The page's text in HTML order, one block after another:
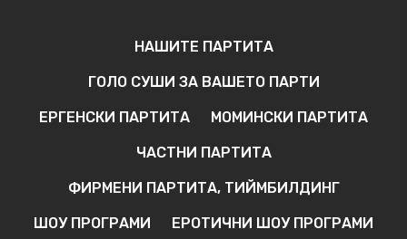
НАШИТЕ ПАРТИТА
ГОЛО СУШИ ЗА ВАШЕТО ПАРТИ
ЕРГЕНСКИ ПАРТИТА МОМИНСКИ ПАРТИТА
ЧАСТНИ ПАРТИТА
ФИРМЕНИ ПАРТИТА, ТИЙМБИЛДИНГ
ШОУ ПРОГРАМИ ЕРОТИЧНИ ШОУ ПРОГРАМИ